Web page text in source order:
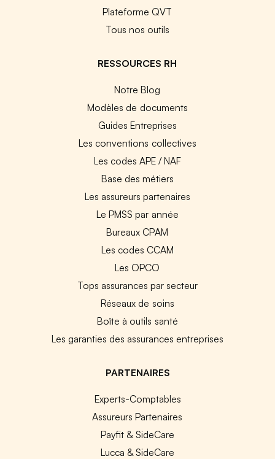
Plateforme QVT
Tous nos outils
RESSOURCES RH
Notre Blog
Modèles de documents
Guides Entreprises
Les conventions collectives
Les codes APE / NAF
Base des métiers
Les assureurs partenaires
Le PMSS par année
Bureaux CPAM
Les codes CCAM
Les OPCO
Tops assurances par secteur
Réseaux de soins
Boîte à outils santé
Les garanties des assurances entreprises
PARTENAIRES
Experts-Comptables
Assureurs Partenaires
Payfit & SideCare
Lucca & SideCare